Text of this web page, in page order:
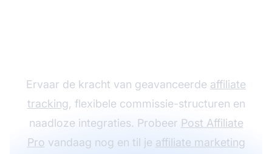
Ervaar de kracht van geavanceerde affiliate
tracking, flexibele commissie-structuren en
naadloze integraties. Probeer Post Affiliate
Pro vandaag nog en til je affiliate marketing